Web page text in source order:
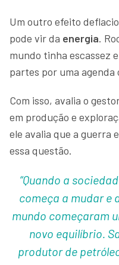
Um outro efeito
pode vir da energia.
mundo tinha escassez
partes por uma agenda
Com isso, avalia o
em produção e
ele avalia que a guerra
essa questão.
“Quando a
começa a mudar e
mundo começaram
novo equilíbrio.
produtor de